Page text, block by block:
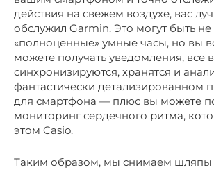
действия на свежем воздухе, вас
обслужил Garmin. Это могут быть не
«полноценные» умные часы, но вы
можете получать уведомления, все
синхронизируются, хранятся и
фантастически детализированном
для смартфона — плюс вы можете
мониторинг сердечного ритма,
этом Casio.
Таким образом, мы снимаем шляпы